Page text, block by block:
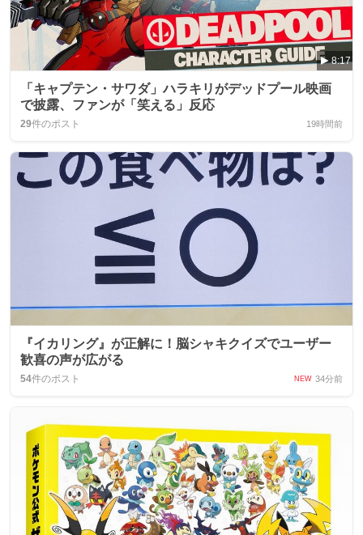
8:17
「キャプテン・サワダ」ハラキリがデッドプール映画
で披露、ファンが「笑える」反応
29件のポスト 19時間前
『イカリング』が正解に！脳シャキクイズでユーザー
歓喜の声が広がる
54件のポスト NEW 34分前